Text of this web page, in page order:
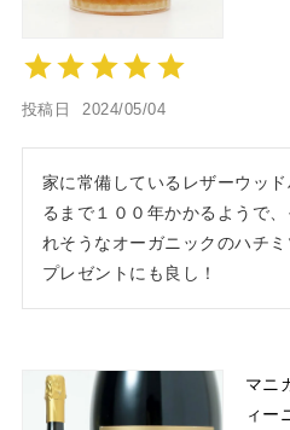
投稿日 2024/05/04
家に常備しているレザーウッ
るまで１００年かかるようで
れそうなオーガニックのハチ
プレゼントにも良し！
マニ
ィー